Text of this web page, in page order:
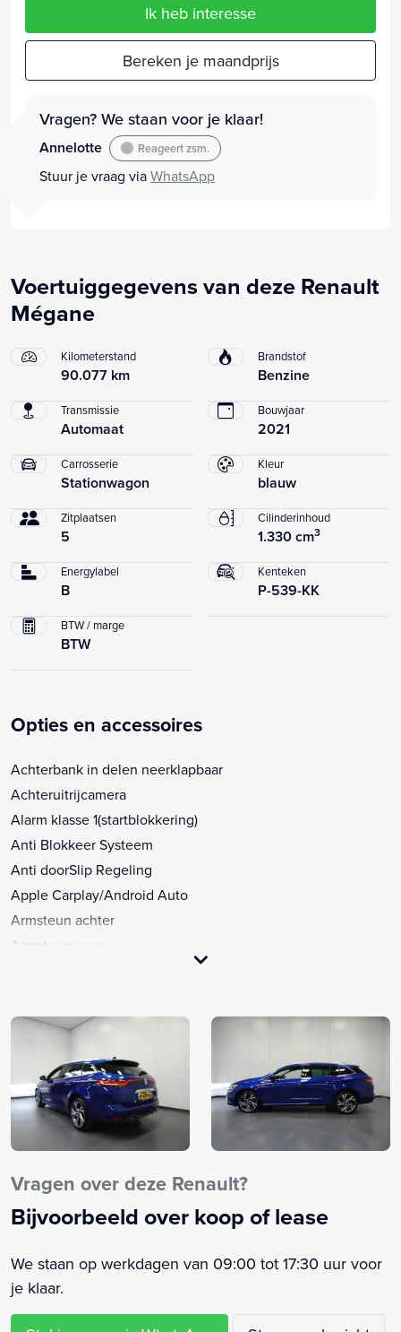
Ik heb interesse
Bereken je maandprijs
Vragen? We staan voor je klaar!
Annelotte Reageert zsm.
Stuur je vraag viaWhatsApp
Voertuiggegevens van deze Renault
Mégane
Kilometerstand
90.077 km
Brandstof
Benzine
Transmissie
Automaat
Bouwjaar
2021
Carrosserie
Stationwagon
Kleur
blauw
Zitplaatsen
5
Cilinderinhoud
1.330 cm3
Energylabel
B
Kenteken
P-539-KK
BTW / marge
BTW
Opties en accessoires
Achterbank in delen neerklapbaar
Achteruitrijcamera
Alarm klasse 1(startblokkering)
Anti Blokkeer Systeem
Anti doorSlip Regeling
Apple Carplay/Android Auto
Armsteun achter
Armsteun voor
Bandenspanningscontrolesysteem
Bestuurdersstoel in hoogte verstelbaar
Binnenspiegel automatisch dimmend
Bluetooth telefoonvoorbereiding
Boordcomputer
Brake Assist System
Buitenspiegels elektrisch inklapbaar
Buitenspiegels in carrosseriekleur
Bumpers in carrosseriekleur
Centrale deurvergrendeling met afstandsbediening
Vragen over deze Renault?
Bijvoorbeeld over koop of lease
We staan op werkdagen van 09:00 tot 17:30 uur voor
je klaar.